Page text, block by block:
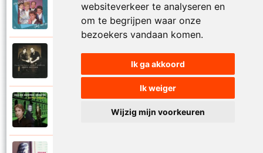
websiteverkeer te analyseren en
om te begrijpen waar onze
bezoekers vandaan komen.
Ik ga akkoord
Ik weiger
Wijzig mijn voorkeuren
Frank Boeijen Groep
Geef niet op
Frank Boeijen en Paskal Jakobsen
Frank Boeijen, Henk Hofstede en Henny